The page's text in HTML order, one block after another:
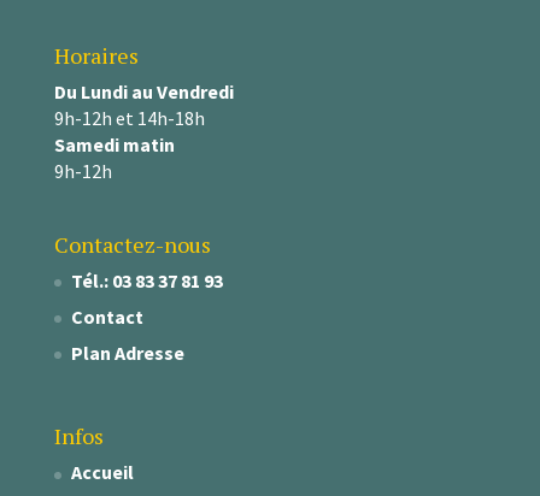
Horaires
Du Lundi au Vendredi
9h-12h et 14h-18h
Samedi matin
9h-12h
Contactez-nous
Tél.: 03 83 37 81 93
Contact
Plan Adresse
Infos
Accueil